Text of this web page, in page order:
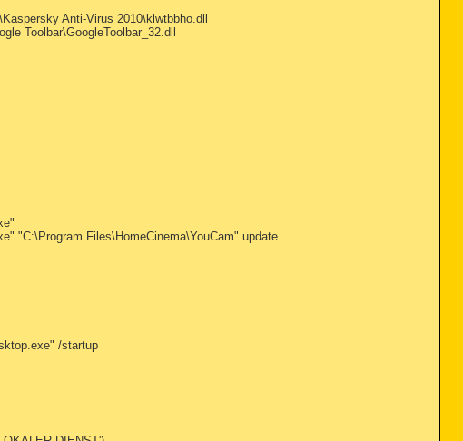
Anti-Virus 2010\klwtbbho.dll
Toolbar\GoogleToolbar_32.dll
"C:\Program Files\HomeCinema\YouCam" update
/startup